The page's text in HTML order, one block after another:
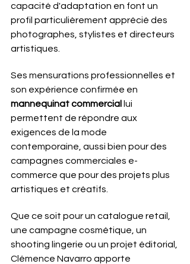
capacité d'adaptation en font un
profil particulièrement apprécié des
photographes, stylistes et directeurs
artistiques.
Ses mensurations professionnelles et
son expérience confirmée en
mannequinat commercial lui
permettent de répondre aux
exigences de la mode
contemporaine, aussi bien pour des
campagnes commerciales e-
commerce que pour des projets plus
artistiques et créatifs.
Que ce soit pour un catalogue retail,
une campagne cosmétique, un
shooting lingerie ou un projet éditorial,
Clémence Navarro apporte